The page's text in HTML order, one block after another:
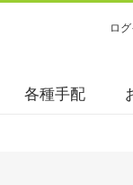
ロ
各種手配